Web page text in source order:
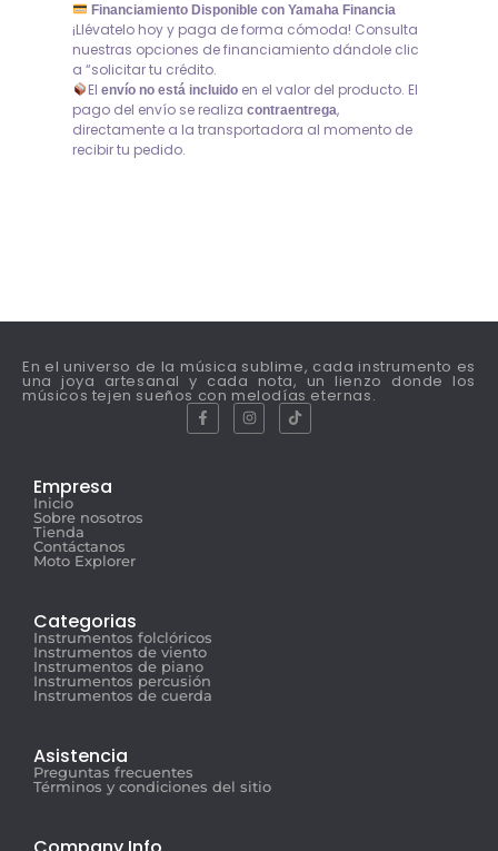
Financiamiento Disponible con Yamaha Financia
¡Llévatelo hoy y paga de forma cómoda! Consulta
nuestras opciones de financiamiento dándole clic
a “solicitar tu crédito.
El envío no está incluidoen el valor del producto. El
pago del envío se realiza contraentrega,
directamente a la transportadora al momento de
recibir tu pedido.
En el universo de la música sublime, cada instrumento es
una joya artesanal y cada nota, un lienzo donde los
músicos tejen sueños con melodías eternas.
Empresa
Inicio
Sobre nosotros
Tienda
Contáctanos
Moto Explorer
Categorias
Instrumentos folclóricos
Instrumentos de viento
Instrumentos de piano
Instrumentos percusión
Instrumentos de cuerda
Asistencia
Preguntas frecuentes
Términos y condiciones del sitio